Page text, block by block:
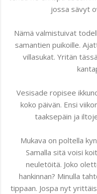
jossa sävyt
Nämä valmistuivat
samantien puikoille.
villasukat. Yritän
Vesisade ropisee
koko päivän. Ensi
taaksepäin ja
Mukava on poltella
Samalla sitä voisi
neuletöitä. Joko
hankinnan? Minulla
tippaan. Jospa nyt